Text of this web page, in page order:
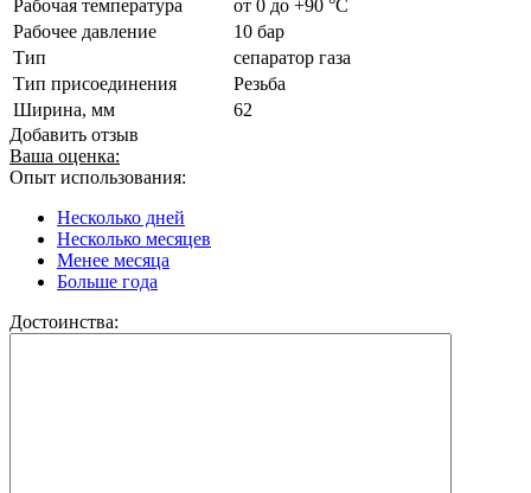
Рабочая температура
от 0 до +90 °C
Рабочее давление
10 бар
Тип
сепаратор газа
Тип присоединения
Резьба
Ширина, мм
62
Добавить отзыв
Ваша оценка:
Опыт использования:
Несколько дней
Несколько месяцев
Менее месяца
Больше года
Достоинства: